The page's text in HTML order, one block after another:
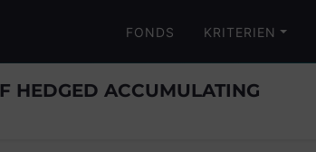
FONDS KRITERIEN
HEDGED ACCUMULATING